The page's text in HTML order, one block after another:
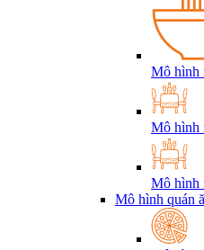
Mô hình
Mô hình
Mô hình
Mô hình quán